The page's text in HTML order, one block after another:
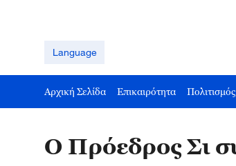
Language
Αρχική Σελίδα Επικαιρότητα Πολιτισμός
Ο Πρόεδρος Σι